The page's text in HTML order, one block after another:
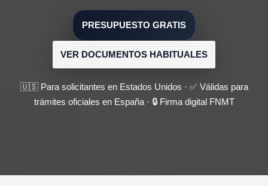
PRESUPUESTO GRATIS
VER DOCUMENTOS HABITUALES
🇺🇸 Para solicitantes en Estados Unidos · ✅ Válidas para
trámites oficiales en España · 🔒 Firma digital FNMT